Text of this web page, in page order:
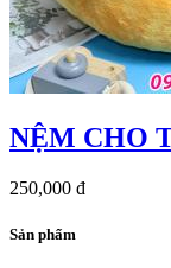
NỆM CHO
250,000 đ
Sản phẩm